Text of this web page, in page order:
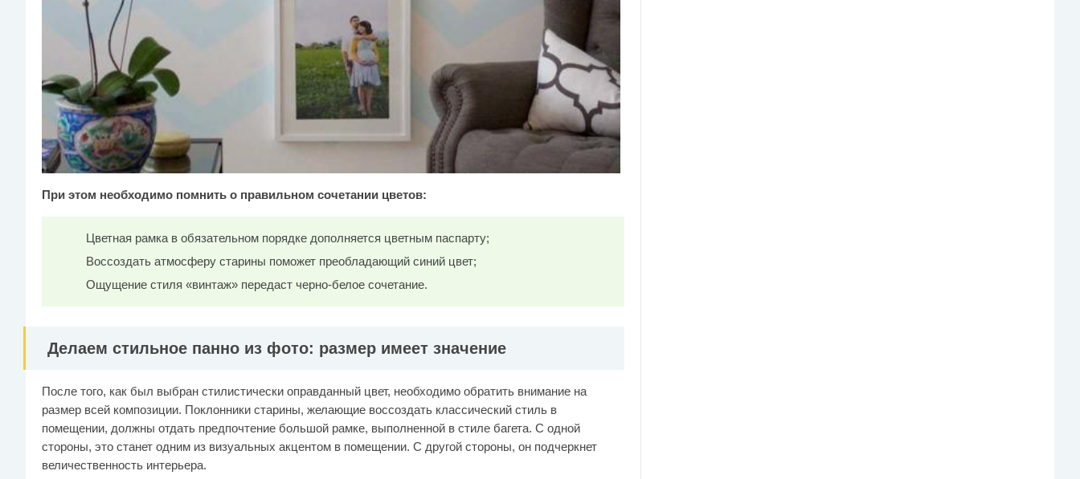
При этом необходимо помнить о правильном сочетании цветов:
Цветная рамка в обязательном порядке дополняется цветным паспарту;
Воссоздать атмосферу старины поможет преобладающий синий цвет;
Ощущение стиля «винтаж» передаст черно-белое сочетание.
Делаем стильное панно из фото: размер имеет значение
После того, как был выбран стилистически оправданный цвет, необходимо обратить внимание на
размер всей композиции. Поклонники старины, желающие воссоздать классический стиль в
помещении, должны отдать предпочтение большой рамке, выполненной в стиле багета. С одной
стороны, это станет одним из визуальных акцентом в помещении. С другой стороны, он подчеркнет
величественность интерьера.